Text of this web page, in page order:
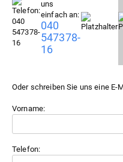
uns
einfach an:
040
547378-
16
Oder schreiben Sie uns eine E-
Vorname:
Telefon: